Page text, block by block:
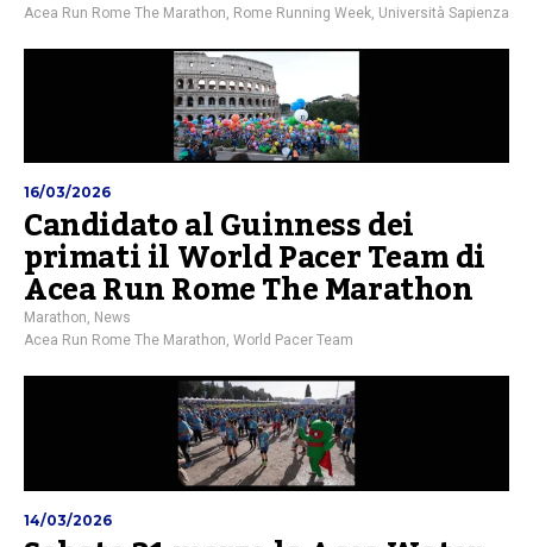
Acea Run Rome The Marathon Rome Running Week Università Sapienza
16/03/2026
Candidato al Guinness dei
primati il World Pacer Team di
Acea Run Rome The Marathon
Marathon, News
Acea Run Rome The Marathon, World Pacer Team
14/03/2026